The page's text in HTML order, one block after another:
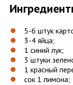
5-6 штук
3-4 яйца;
1 синий лук;
3 штуки
1 красный
сок 1 лимона;